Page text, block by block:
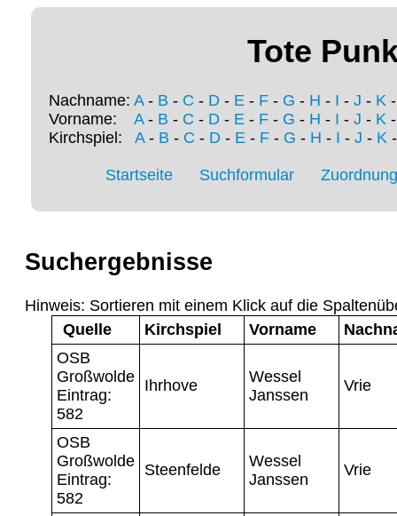
Tote
Nachname: A- B - C - D - E - F - G - H - I - J - K
Vorname: A- B - C - D - E - F - G - H - I - J - K
Kirchspiel: A- B - C - D- E- F- G - H - I - J - K
Startseite Suchformular
Suchergebnisse
Hinweis: Sortieren mit einem Klick auf die
Quelle
Kirchspiel Vorname
OSB
Großwolde
Eintrag:
582
Ihrhove
Wessel
Janssen
Vrie
OSB
Großwolde
Eintrag:
582
Steenfelde
Wessel
Janssen
Vrie